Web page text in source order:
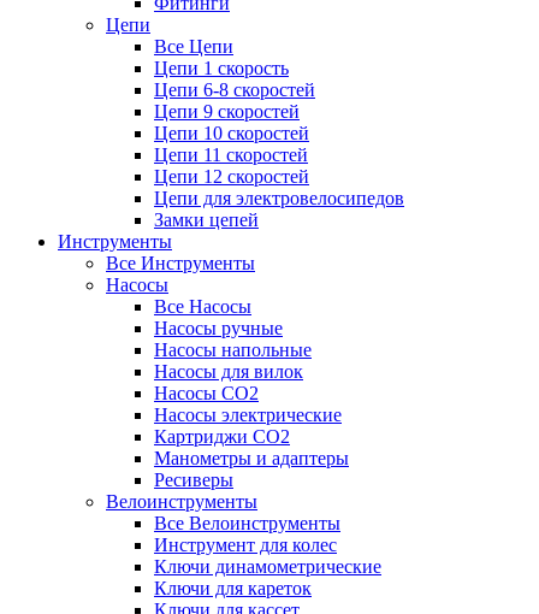
Цепи
Все Цепи
Цепи 1 скорость
Цепи 6-8 скоростей
Цепи 9 скоростей
Цепи 10 скоростей
Цепи 11 скоростей
Цепи 12 скоростей
Цепи для электровелосипедов
Замки цепей
Инструменты
Все Инструменты
Насосы
Все Насосы
Насосы ручные
Насосы напольные
Насосы для вилок
Насосы CO2
Насосы электрические
Картриджи CO2
Манометры и адаптеры
Ресиверы
Велоинструменты
Все Велоинструменты
Инструмент для колес
Ключи динамометрические
Ключи для кареток
Ключи для кассет